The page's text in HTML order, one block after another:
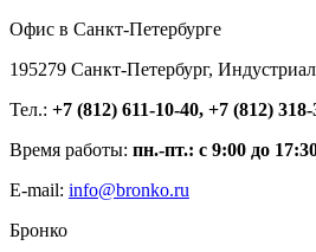
Офис в Санкт-Петербурге
195279 Санкт-Петербург,
Тел.: +7 (812) 611-10-40, +7 (812)
Время работы: пн.-пт.: с 9:00 до
E-mail: info@bronko.ru
Бронко